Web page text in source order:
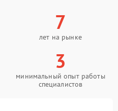
7
лет на рынке
3
минимальный опыт работы
специалистов